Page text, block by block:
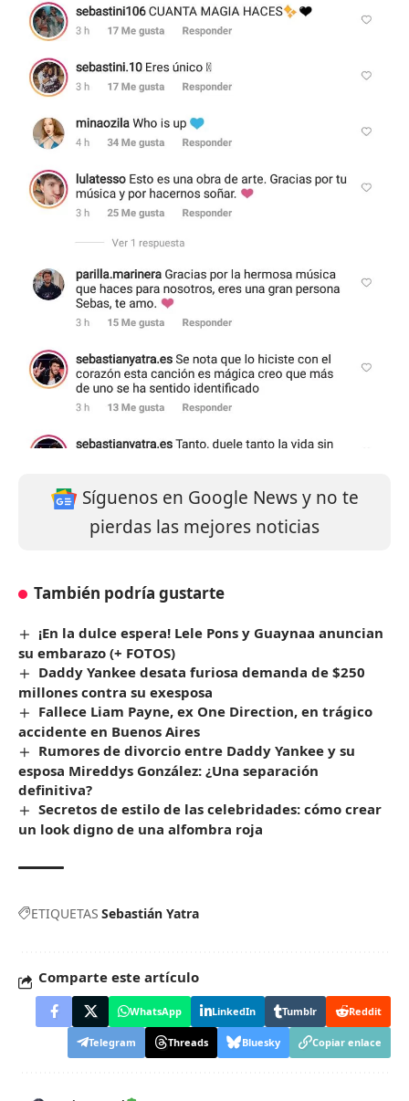
Síguenos en Google News y no te
pierdas las mejores noticias
También podría gustarte
¡En la dulce espera! Lele Pons y Guaynaa anuncian
su embarazo (+ FOTOS)
Daddy Yankee desata furiosa demanda de $250
millones contra su exesposa
Fallece Liam Payne, ex One Direction, en trágico
accidente en Buenos Aires
Rumores de divorcio entre Daddy Yankee y su
esposa Mireddys González: ¿Una separación
definitiva?
Secretos de estilo de las celebridades: cómo crear
un look digno de una alfombra roja
ETIQUETAS Sebastián Yatra
Comparte este artículo
WhatsApp LinkedIn Tumblr Reddit
Telegram Threads Bluesky Copiar enlace